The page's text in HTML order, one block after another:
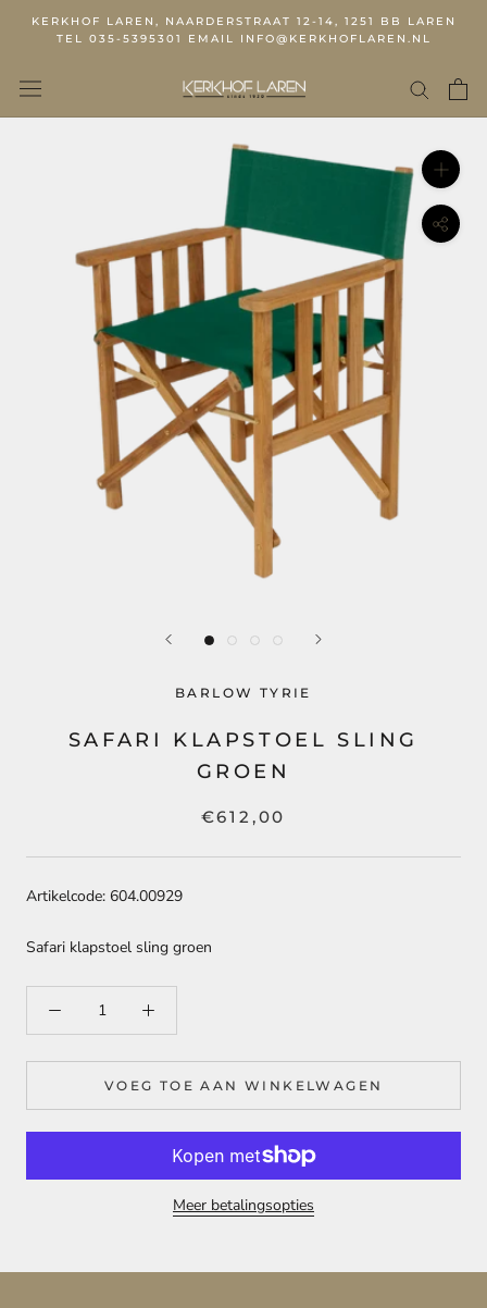
KERKHOF LAREN, NAARDERSTRAAT 12-14, 1251 BB LAREN
TEL 035-5395301 EMAIL INFO@KERKHOFLAREN.NL
BARLOW TYRIE
SAFARI KLAPSTOEL SLING
GROEN
€612,00
Artikelcode: 604.00929
Safari klapstoel sling groen
VOEG TOE AAN WINKELWAGEN
Meer betalingsopties